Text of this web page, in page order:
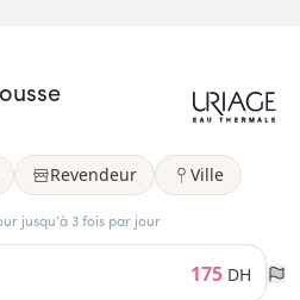
Revendeur Ville
jusqu’à 3 fois par jour
175 DH